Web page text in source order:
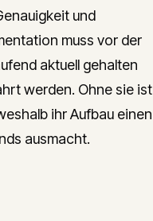
und
muss vor der
aktuell gehalten
werden. Ohne sie ist
ihr Aufbau einen
ausmacht.